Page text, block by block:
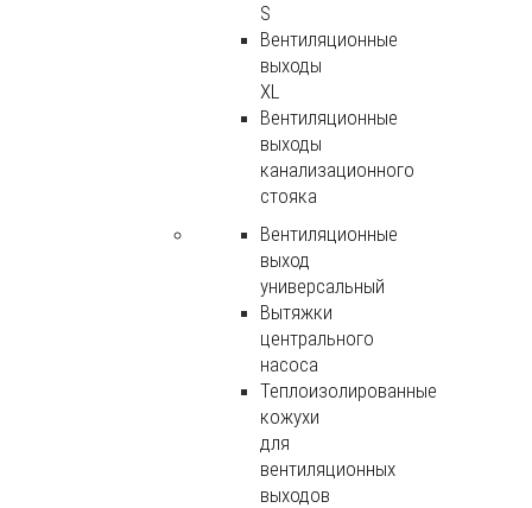
S
Вентиляционные
выходы
XL
Вентиляционные
выходы
канализационного
стояка
Вентиляционные
выход
универсальный
Вытяжки
центрального
насоса
Теплоизолированные
кожухи
для
вентиляционных
выходов